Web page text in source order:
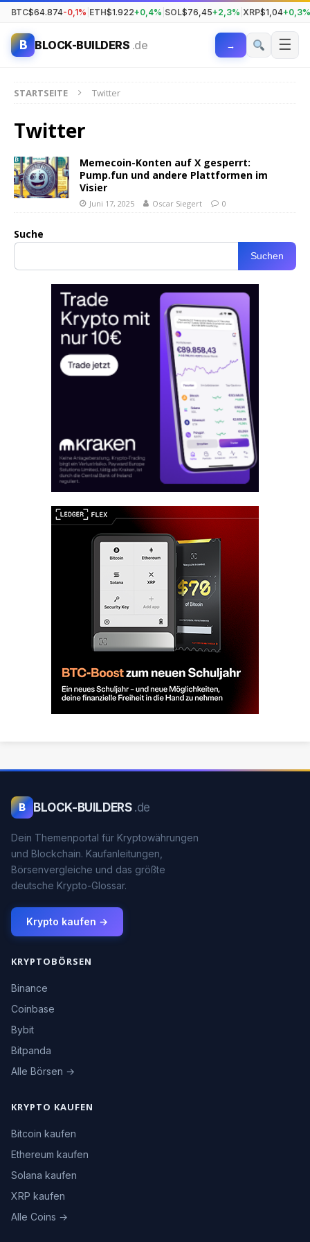
BTC$64.874-0,1% ETH$1.922+0,4% SOL$76,45+2,3% XRP$1,04+0,3%
B BLOCK-BUILDERS .de → ☰
STARTSEITE Twitter
Twitter
Memecoin-Konten auf X gesperrt:
Pump.fun und andere Plattformen im
Visier
Juni 17, 2025 Oscar Siegert 0
Suche
Suchen
B BLOCK-BUILDERS .de
Dein Themenportal für Kryptowährungen
und Blockchain. Kaufanleitungen,
Börsenvergleiche und das größte
deutsche Krypto-Glossar.
Krypto kaufen →
KRYPTOBÖRSEN
Binance
Coinbase
Bybit
Bitpanda
Alle Börsen →
KRYPTO KAUFEN
Bitcoin kaufen
Ethereum kaufen
Solana kaufen
XRP kaufen
Alle Coins →